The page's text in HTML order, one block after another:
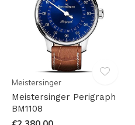
Meistersinger
Meistersinger Perigraph
BM1108